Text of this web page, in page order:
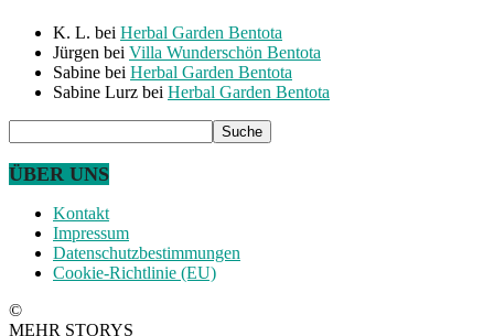
K. L. bei Herbal Garden Bentota
Jürgen bei Villa Wunderschön Bentota
Sabine bei Herbal Garden Bentota
Sabine Lurz bei Herbal Garden Bentota
ÜBER UNS
Kontakt
Impressum
Datenschutzbestimmungen
Cookie-Richtlinie (EU)
©
MEHR STORYS